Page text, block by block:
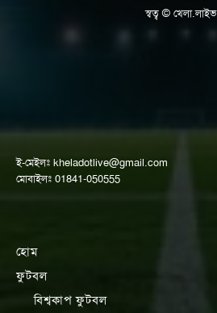
স্বত্ব © খেলা.লাইভ
ই-মেইলঃ kheladotlive@gmail.com
মোবাইলঃ 01841-050555
হোম
ফুটবল
বিশ্বকাপ ফুটবল